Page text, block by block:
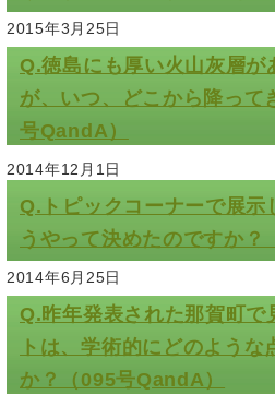
2015年3月25日
Q.徳島にも厚い火山灰層が
が、いつ、どこから降って
号QandA）
2014年12月1日
Q.トピックコーナーで展示
うやって決めたのですか？
2014年6月25日
Q.昨年発表された那賀町で
トは、学術的にどのよう
か？（095号QandA）